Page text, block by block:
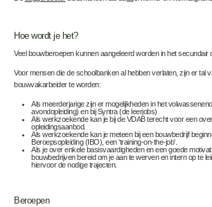
Hoe wordt je het?
Veel bouwberoepen kunnen aangeleerd worden in het secundair
Voor mensen die de schoolbanken al hebben verlaten, zijn er tal
bouwvakarbeider te worden:
Als meerderjarige zijn er mogelijkheden in het
avondopleiding) en bij Syntra (de leerjobs)
Als werkzoekende kan je bij de VDAB terecht voor een
opleidingsaanbod.
Als werkzoekende kan je meteen bij een bouwbedrijf
Beroepsopleiding (IBO), een ‘training-on-the-job’.
Als je over enkele basisvaardigheden en een goede
bouwbedrijven bereid om je aan te werven en intern op te
hiervoor de nodige trajecten.
Beroepen